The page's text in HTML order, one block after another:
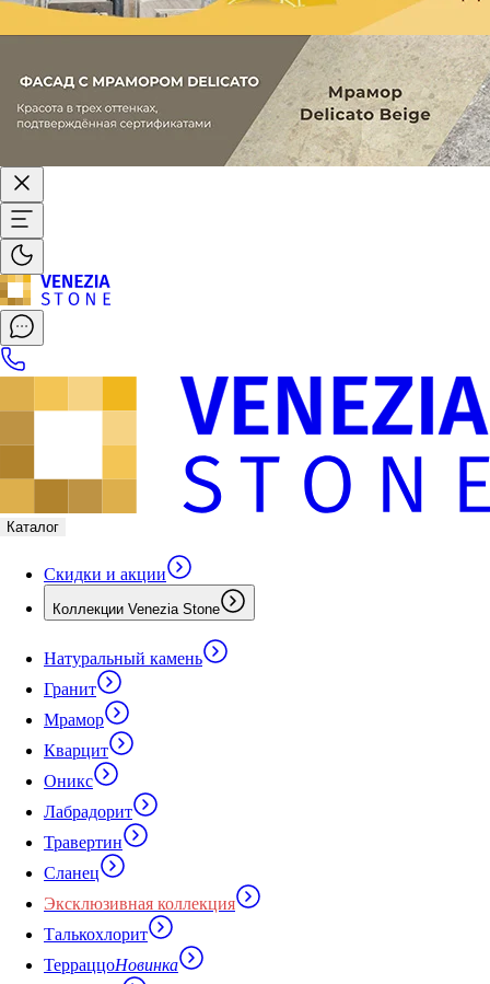
Каталог
Скидки и акции
Коллекции Venezia Stone
Натуральный камень
Гранит
Мрамор
Кварцит
Оникс
Лабрадорит
Травертин
Сланец
Эксклюзивная коллекция
Талькохлорит
ТерраццоНовинка